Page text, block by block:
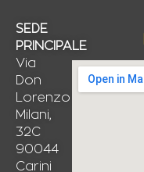
SEDE
PRINCIPALE
Via
Don
Lorenzo
Milani,
32C
90044
Carini